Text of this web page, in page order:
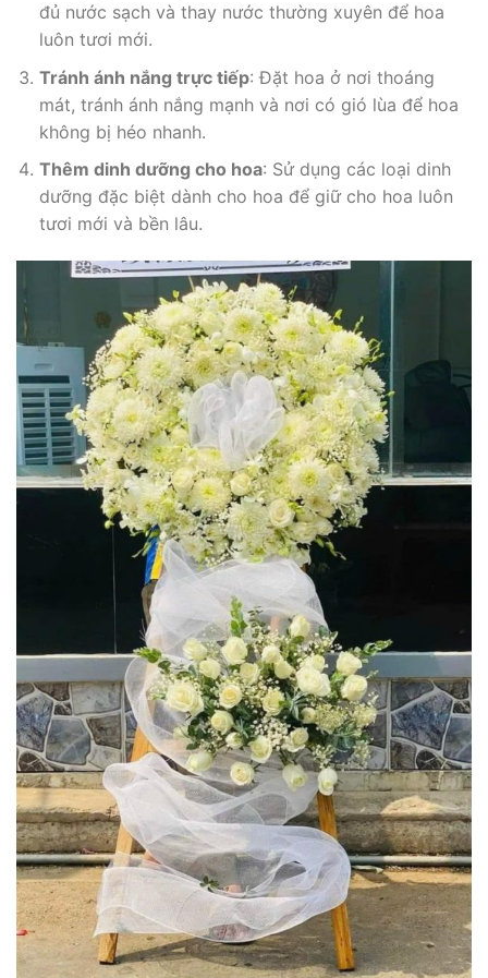
đủ nước sạch và thay nước thường xuyên để hoa
luôn tươi mới.
Tránh ánh nắng trực tiếp: Đặt hoa ở nơi thoáng
mát, tránh ánh nắng mạnh và nơi có gió lùa để hoa
không bị héo nhanh.
Thêm dinh dưỡng cho hoa: Sử dụng các loại dinh
dưỡng đặc biệt dành cho hoa để giữ cho hoa luôn
tươi mới và bền lâu.